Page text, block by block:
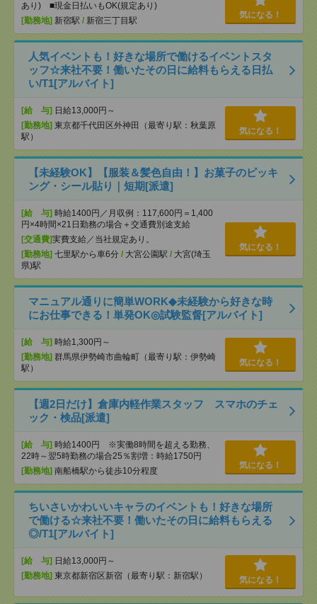
あり) ■現金日払いもOK(規定あり)
[勤務地] 新宿駅 / 新宿三丁目駅
気になる！
人気イベントも！好きな場所で働けるイベントスタ
ッフ☆来社不要！働いたその日に給料もらえる日払
い/T1[アルバイト]
[給 与] 日給13,000円～
[勤務地] 東京都千代田区外神田（最寄り駅：秋葉原
駅）
気になる！
【未経験OK】【服装＆髪色自由！】お菓子のピッキ
ング・シール貼り｜短期[派遣]
[給 与] 時給1400円／月収例：117,600円＝1,400
円×4時間×21日勤務の場合＋交通費別途支給
[交通費]実費支給／当社規定あり。
[勤務地] 七里駅から車6分 / 大宮公園駅 / 大宮(埼玉
県)駅
気になる！
マニュアル通りに簡単WORK◆未経験から好きな時
にお仕事できる！単発OK◎試験監督[アルバイト]
[給 与] 時給1,300円～
[勤務地] 群馬県伊勢崎市曲輪町（最寄り駅：伊勢崎
駅）
気になる！
【週2日だけ】倉庫内軽作業スタッフ スマホのチェ
ック・検品[派遣]
[給 与] 時給1400円 ※実働8時間を超える勤務、
22時～翌5時勤務の場合25％割増：時給1750円
[勤務地] 南船橋駅から徒歩10分程度
気になる！
ちいさいかわいいキャラのイベントも！好きな場所
で働ける☆来社不要！働いたその日に給料もらえる
◎/T1[アルバイト]
[給 与] 日給13,000円～
[勤務地] 東京都新宿区新宿（最寄り駅：新宿駅） 気になる！